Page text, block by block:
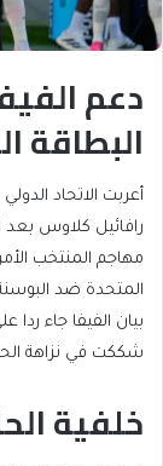
دعم
البطاقة
أعربت الاتحاد
رافائيل كلاوس بعد
مهاجم المنتخب
المتحدة ضد
بيان الفيفا جاء ردا
شككت في نزاهة
خلفية